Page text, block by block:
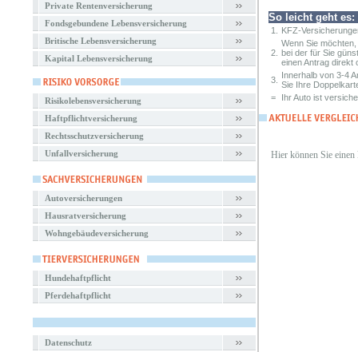
Private Rentenversicherung
Fondsgebundene Lebensversicherung
Britische Lebensversicherung
Kapital Lebensversicherung
Risikolebensversicherung
Haftpflichtversicherung
Rechtsschutzversicherung
Unfallversicherung
Autoversicherungen
Hausratversicherung
Wohngebäudeversicherung
Hundehaftpflicht
Pferdehaftpflicht
Datenschutz
So leicht geht es:
1. KFZ-
2.
Wenn Sie
bei der für Sie
einen Antrag direkt
3.
Innerhalb von 3-4
Sie Ihre
=
Ihr Auto ist
Hier können Sie